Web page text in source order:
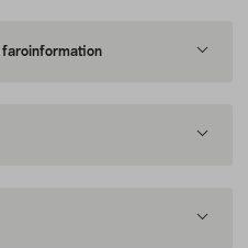
faroinformation